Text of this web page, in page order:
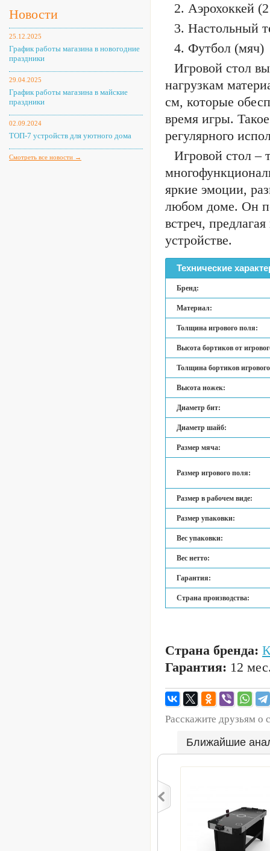
Новости
25.12.2025
График работы магазина в новогодние
праздники
29.04.2025
График работы магазина в майские
праздники
02.09.2024
ТОП-7 устройств для уютного дома
Смотреть все новости →
2. Аэрохоккей
3. Настольный
4. Футбол (мяч)
Игровой стол
нагрузкам
см, которые
время игры.
регулярного
Игровой стол –
яркие эмоции,
любом доме. Он
встреч,
устройстве.
Технические
Бренд:
Материал:
Толщина игрового поля:
Высота бортиков от
Толщина бортиков
Высота ножек:
Диаметр бит:
Диаметр шайб:
Размер мяча:
Размер игрового поля:
Размер в рабочем виде:
Размер упаковки:
Вес упаковки:
Вес нетто:
Гарантия:
Страна производства:
Страна бренда:
Гарантия: 12
Расскажите друзьям о
Ближайшие